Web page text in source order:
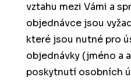
vztahu mezi Vámi a
objednávce jsou
které jsou nutné pro
objednávky (jméno a
poskytnutí osobních